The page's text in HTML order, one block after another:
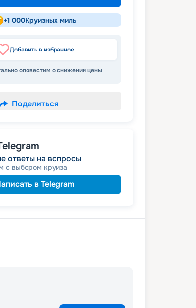
+1 000Круизных миль
Добавить в избранное
оповестим о снижении цены
Поделиться
ответы на вопросы
с выбором круиза
в Telegram